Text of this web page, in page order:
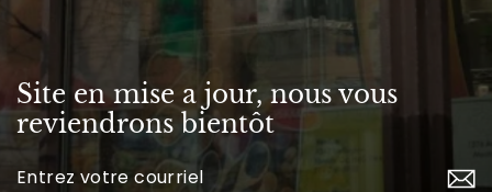
Site en mise a jour, nous vous
reviendrons bientôt
Inscrivez-